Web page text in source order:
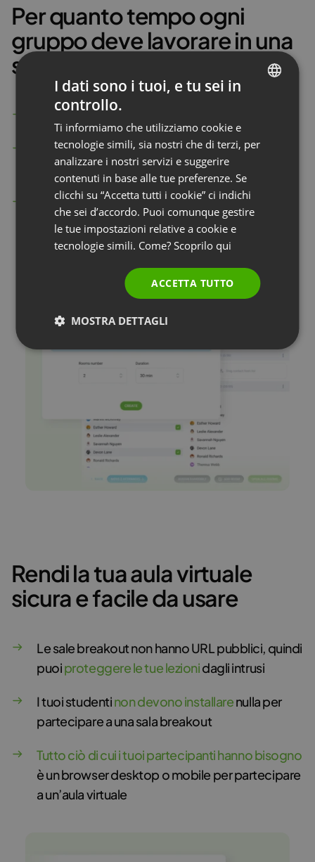
Per quanto tempo ogni
gruppo deve lavorare in una
sala breakout? Decidi tu!
Imposta la durata all’inizio
Ricevi una notifica quando la sessione della tua
sala breakout sta per terminare
Aggiungi tutto il temponecessario
per approfondire l’argomento
Rendi la tua aula virtuale
sicura e facile da usare
Le sale breakout non hanno URL pubblici, quindi
puoiproteggere le tue lezionidagli intrusi
I tuoi studentinon devono installarenulla per
partecipare a una sala breakout
Tutto ciò di cui i tuoi partecipanti hanno bisogno
è un browser desktop o mobile per partecipare
a un’aula virtuale
FRENCH
GERMAN
POLISH
RUSSIAN
SPANISH
PORTUGUESE
I dati sono i tuoi, e tu sei in
controllo.
Ti informiamo che utilizziamo cookie e
tecnologie simili, sia nostri che di terzi, per
analizzare i nostri servizi e suggerire
contenuti in base alle tue preferenze. Se
clicchi su “Accetta tutti i cookie” ci indichi
che sei d’accordo. Puoi comunque gestire
le tue impostazioni relative a cookie e
tecnologie simili. Come? Scoprilo qui
ACCETTA TUTTO
MOSTRA DETTAGLI